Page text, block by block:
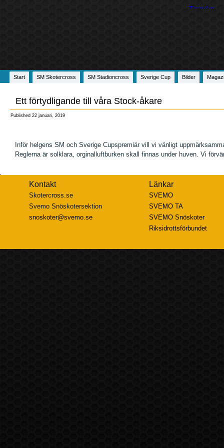
Start SM Skotercross SM Stadioncross Sverige Cup Bilder
Ett förtydligande till våra Stock-åkare
Published 22 januari, 2019
Inför helgens SM och Sverige Cupspremiär vill vi vänligt
Reglerna är solklara, orginalluftburken skall finnas under huven. Vi
Kontakt
Skotercross.se
Svemo Snöskotersektion
snoskoter@svemo.se
Länkar
SVEMO
SVEMO TA
SVEMO Snöskoter
Riksidrottsförbundet